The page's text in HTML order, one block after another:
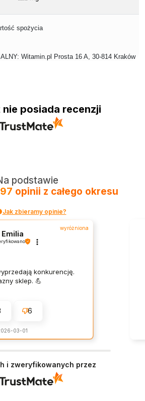
spożycia
Witamin.pl Prosta 16 A, 30-814 Kraków
posiada recenzji
podstawie
opinii z całego okresu
Jak zbieramy opinie?
wyróżniona
Emilia
konkurencję.
sklep. 💪
6
03-01
i zweryfikowanych przez